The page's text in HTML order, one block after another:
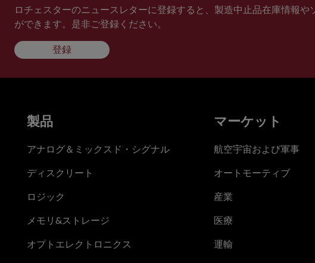
ロチェスターのニュースレターに登録すると、製造中止品在庫情報
ができます。是非ご登録ください。
登録
製品
アナログ＆ミックスド・シグナル
ディスクリート
ロジック
メモリ&ストレージ
オプトエレクトロニクス
マーケット
航空宇宙および軍事
オートモーティブ
産業
医療
運輸